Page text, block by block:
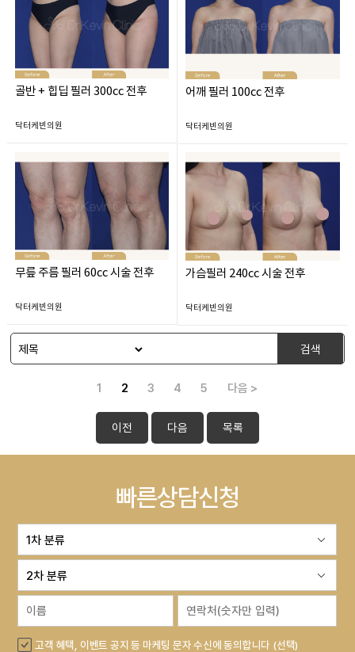
골반 + 힙딥 필러 300cc 전후
닥터케빈의원
어깨 필러 100cc 전후
닥터케빈의원
무릎 주름 필러 60cc 시술 전후
닥터케빈의원
가슴필러 240cc 시술 전후
닥터케빈의원
검색
1 2 3 4 5 다음 >
이전 다음 목록
빠른상담신청
고객 혜택, 이벤트 공지 등 마케팅 문자 수신에 동의합니다 (선택)